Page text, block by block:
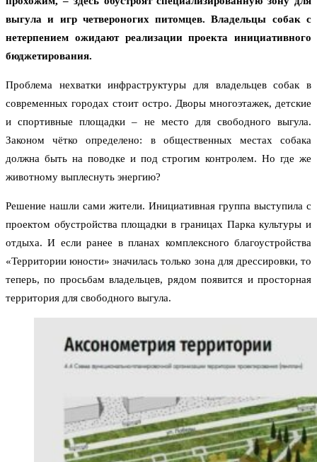
выгула и игр четвероногих питомцев. Владельцы собак с
нетерпением ожидают реализации проекта инициативного
бюджетирования.
Проблема нехватки инфраструктуры для владельцев собак в
современных городах стоит остро. Дворы многоэтажек, детские
и спортивные площадки – не место для свободного выгула.
Законом чётко определено: в общественных местах собака
должна быть на поводке и под строгим контролем. Но где же
животному выплеснуть энергию?
Решение нашли сами жители. Инициативная группа выступила с
проектом обустройства площадки в границах Парка культуры и
отдыха. И если ранее в планах комплексного благоустройства
«Территории юности» значилась только зона для дрессировки, то
теперь, по просьбам владельцев, рядом появится и просторная
территория для свободного выгула.